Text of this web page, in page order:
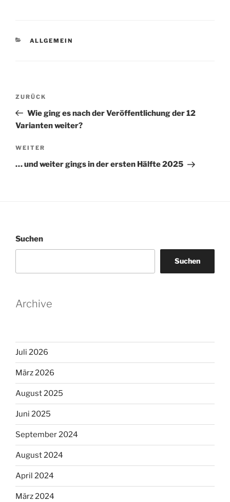
KATEGORIEN
ALLGEMEIN
Beitragsnavigation
Vorheriger
Beitrag
ZURÜCK
Wie ging es nach der Veröffentlichung der 12
Varianten weiter?
Nächster
Beitrag
WEITER
… und weiter gings in der ersten Hälfte 2025
Suchen
Suchen
Archive
Juli 2026
März 2026
August 2025
Juni 2025
September 2024
August 2024
April 2024
März 2024